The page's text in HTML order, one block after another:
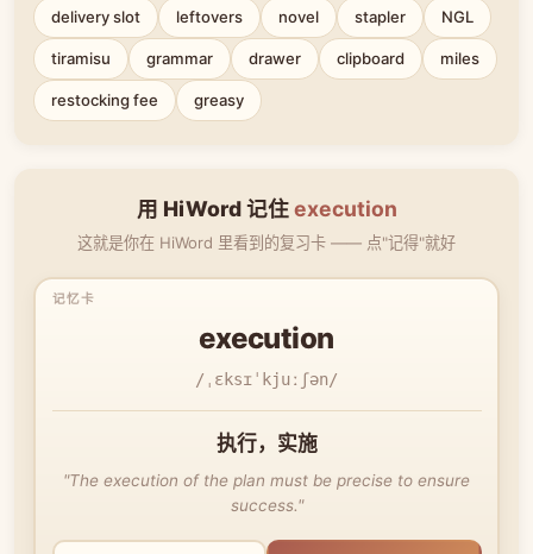
delivery slot leftovers novel stapler NGL
tiramisu grammar drawer clipboard miles
restocking fee greasy
用 HiWord 记住execution
这就是你在 HiWord 里看到的复习卡 —— 点"记得"就好
execution
/ˌɛksɪˈkjuːʃən/
执行，实施
"The execution of the plan must be precise to ensure
success."